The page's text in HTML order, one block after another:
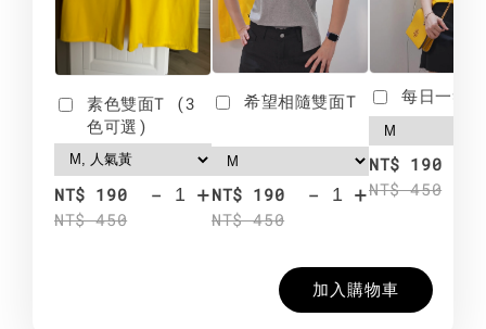
素色雙面T (3
色可選)
NT$ 190
NT$ 450
- +
希望相隨雙面T
NT$ 190
NT$ 450
- +
每日一笑
NT$ 190
NT$ 450
加入購物車